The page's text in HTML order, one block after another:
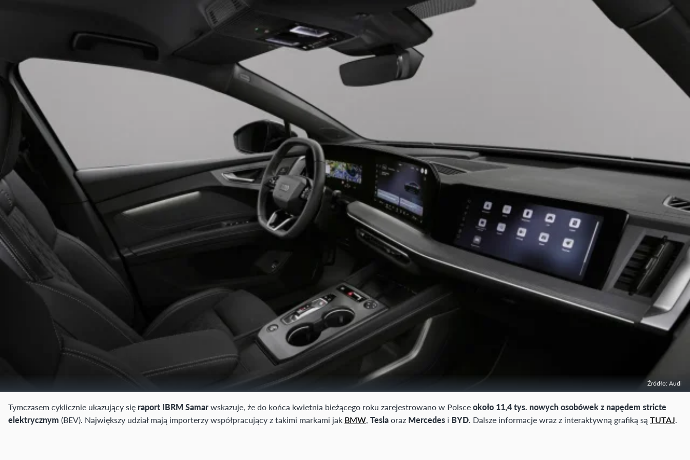
Źródło: Audi
Tymczasem cyklicznie ukazujący się raport IBRM Samarwskazuje, że do końca kwietnia bieżącego roku zarejestrowano w Polsceokoło 11,4 tys. nowych osobówek z napędem stricte
elektrycznym (BEV). Największy udział mają importerzy współpracujący z takimi markami jak BMW, Teslaoraz Mercedes i BYD. Dalsze informacje wraz z interaktywną grafiką są TUTAJ.